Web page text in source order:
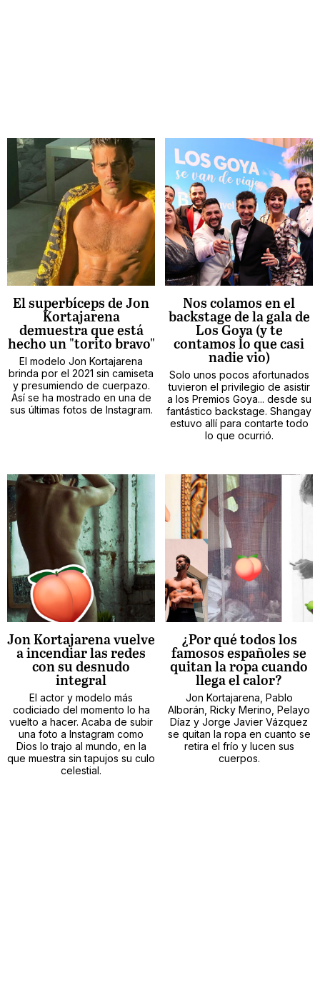
El superbíceps de Jon
Kortajarena
demuestra que está
hecho un "torito bravo"
El modelo Jon Kortajarena
brinda por el 2021 sin camiseta
y presumiendo de cuerpazo.
Así se ha mostrado en una de
sus últimas fotos de Instagram.
Nos colamos en el
backstage de la gala de
Los Goya (y te
contamos lo que casi
nadie vio)
Solo unos pocos afortunados
tuvieron el privilegio de asistir
a los Premios Goya... desde su
fantástico backstage. Shangay
estuvo allí para contarte todo
lo que ocurrió.
Jon Kortajarena vuelve
a incendiar las redes
con su desnudo
integral
El actor y modelo más
codiciado del momento lo ha
vuelto a hacer. Acaba de subir
una foto a Instagram como
Dios lo trajo al mundo, en la
que muestra sin tapujos su culo
celestial.
¿Por qué todos los
famosos españoles se
quitan la ropa cuando
llega el calor?
Jon Kortajarena, Pablo
Alborán, Ricky Merino, Pelayo
Díaz y Jorge Javier Vázquez
se quitan la ropa en cuanto se
retira el frío y lucen sus
cuerpos.